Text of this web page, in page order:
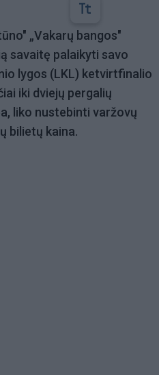
„Vakarų bangos"
savaitę palaikyti savo
lygos (LKL) ketvirtfinalio
iki dviejų pergalių
liko nustebinti varžovų
bilietų kaina.